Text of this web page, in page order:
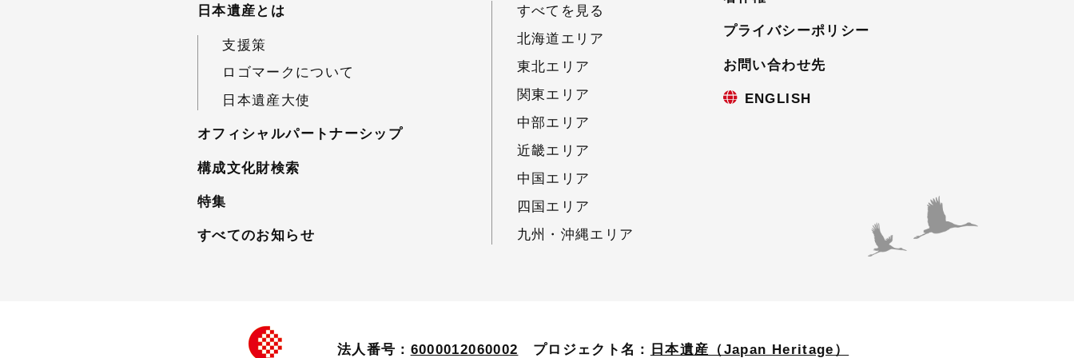
日本遺産とは
支援策
ロゴマークについて
日本遺産大使
オフィシャルパートナーシップ
構成文化財検索
特集
すべてのお知らせ
すべてを見る
北海道エリア
東北エリア
関東エリア
中部エリア
近畿エリア
中国エリア
四国エリア
九州・沖縄エリア
プライバシーポリシー
お問い合わせ先
ENGLISH
法人番号： 6000012060002 プロジェクト名： 日本遺産（Japan Heritage）